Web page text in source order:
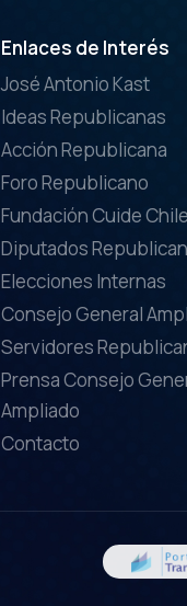
Enlaces de Interés
José Antonio Kast
Ideas Republicanas
Acción Republicana
Foro Republicano
Fundación Cuide Chile
Diputados
Elecciones Internas
Consejo General
Servidores
Prensa Consejo
Ampliado
Contacto